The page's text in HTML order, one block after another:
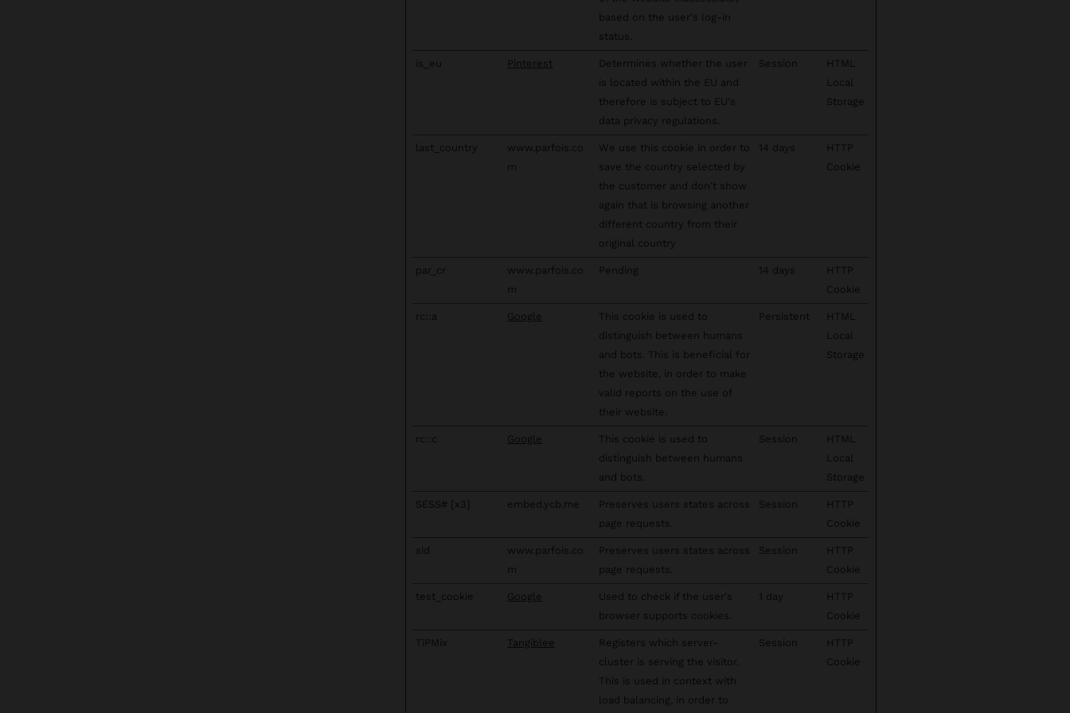
based on the user's log-in
status.
is_eu Pinterest
Determines whether the user
is located within the EU and
therefore is subject to EU's
data privacy regulations.
Session
HTML
Local
Storage
last_country
www.parfois.co
m
We use this cookie in order to
save the country selected by
the customer and don't show
again that is browsing another
different country from their
original country
14 days
HTTP
Cookie
par_cr
www.parfois.co
m
Pending 14 days
HTTP
Cookie
rc::a Google
This cookie is used to
distinguish between humans
and bots. This is beneficial for
the website, in order to make
valid reports on the use of
their website.
Persistent
HTML
Local
Storage
rc::c Google
This cookie is used to
distinguish between humans
and bots.
Session
HTML
Local
Storage
SESS# [x3] embed.ycb.me
Preserves users states across
page requests.
Session
HTTP
Cookie
sid
www.parfois.co
m
Preserves users states across
page requests.
Session
HTTP
Cookie
test_cookie Google
Used to check if the user's
browser supports cookies.
1 day
HTTP
Cookie
TiPMix Tangiblee
Registers which server-
cluster is serving the visitor.
This is used in context with
load balancing, in order to
Session
HTTP
Cookie